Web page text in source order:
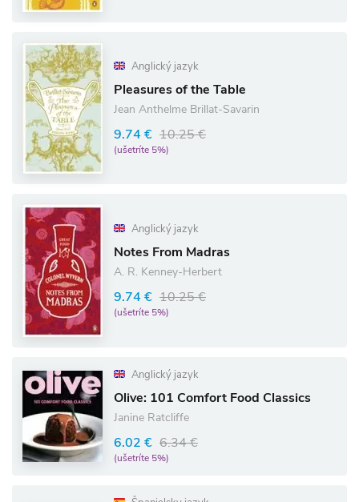
Anglický jazyk
Pleasures of the Table
Jean Anthelme Brillat-Savarin
9.74 € 10.25 €
(ušetríte 5%)
Anglický jazyk
Notes From Madras
A. R. Kenney-Herbert
9.74 € 10.25 €
(ušetríte 5%)
Anglický jazyk
Olive: 101 Comfort Food Classics
Janine Ratcliffe
6.02 € 6.34 €
(ušetríte 5%)